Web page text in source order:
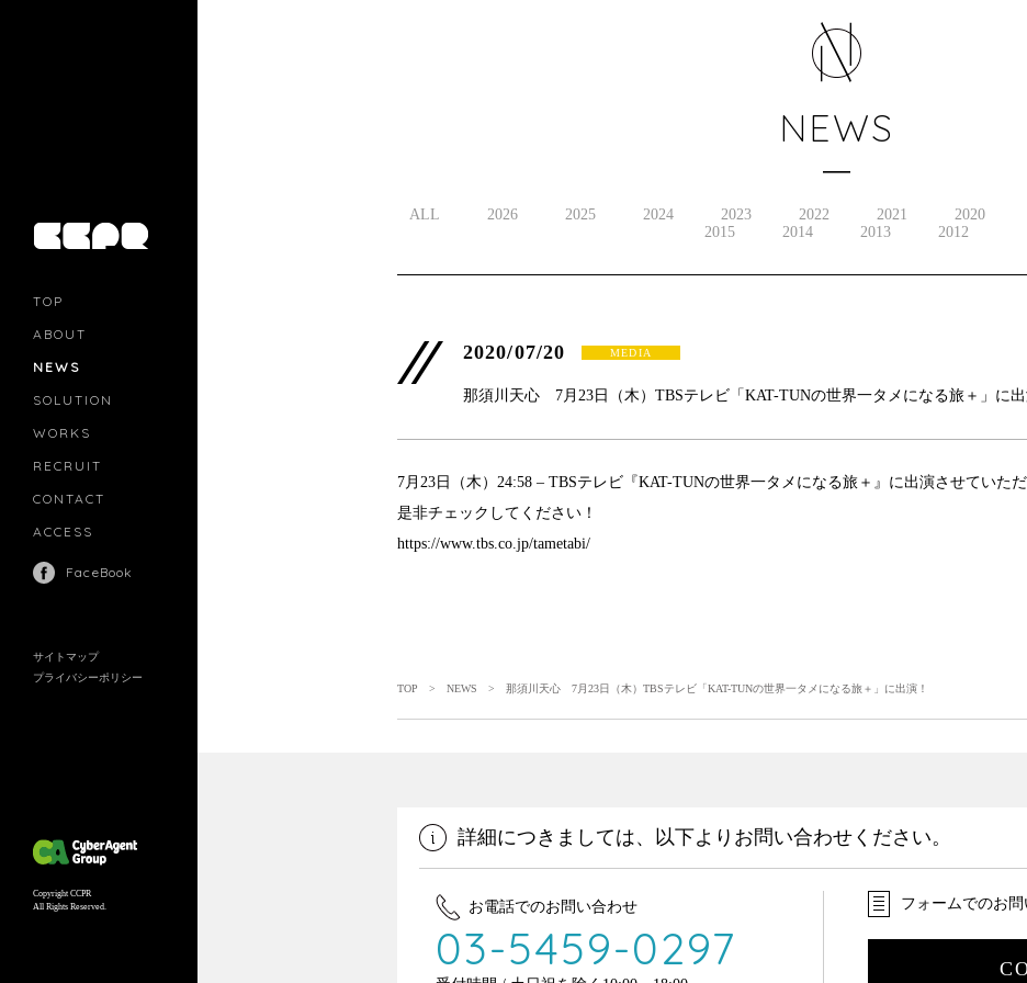
TOP
ABOUT
NEWS
SOLUTION
WORKS
RECRUIT
CONTACT
ACCESS
FaceBook
サイトマップ
プライバシーポリシー
Copyright CCPR
All Rights Reserved.
MOVIE MARKETING
INFLUENCERS MARKETING
NEWS
ALL 2026 2025 2024 2023 2022 2021 2020
2015
2014 2013 2012
2020/07/20 MEDIA
那須川天心 7月23日（木）TBSテレビ「KAT-TUNの世界一タメになる旅＋」に出
7月23日（木）24:58 – TBSテレビ『KAT-TUNの世界一タメになる旅＋』に出演させていただ
是非チェックしてください！
https://www.tbs.co.jp/tametabi/
TOP > NEWS > 那須川天心 7月23日（木）TBSテレビ「KAT-TUNの世界一タメになる旅＋」に出演！
詳細につきましては、以下よりお問い合わせください。
お電話でのお問い合わせ
03-5459-0297
フォームでのお